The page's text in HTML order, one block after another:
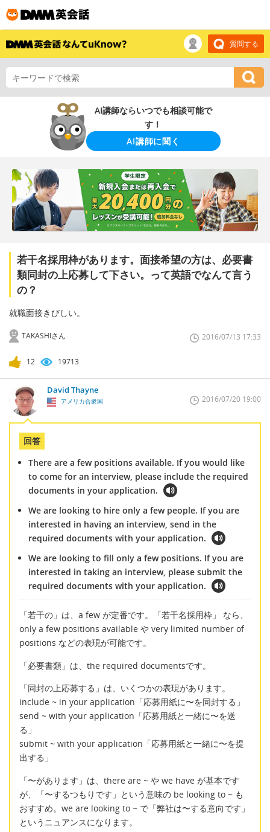
質問する
AI講師ならいつでも相談可能で
す！
AI講師に聞く
若干名採用枠があります。面接希望の方は、必要書
類同封の上応募して下さい。って英語でなんて言う
の？
就職面接きびしい。
TAKASHIさん 2016/07/13 17:33
12 19713
David Thayne
アメリカ合衆国 2016/07/20 19:00
回答
There are a few positions available. If you would like
to come for an interview, please include the required
documents in your application.
We are looking to hire only a few people. If you are
interested in having an interview, send in the
required documents with your application.
We are looking to fill only a few positions. If you are
interested in taking an interview, please submit the
required documents with your application.
「若干の」は、a few が定番です。「若干名採用枠」 なら、
only a few positions available や very limited number of
positions などの表現が可能です。
「必要書類」は、the required documentsです。
「同封の上応募する」は、いくつかの表現があります。
include ~ in your application「応募用紙に〜を同封する」
send ~ with your application「応募用紙と一緒に〜を送
る」
submit ~ with your application「応募用紙と一緒に〜を提
出する」
「〜があります」は、there are ~ や we have が基本です
が、「〜するつもりです」という意味の be looking to ~ も
おすすめ。we are looking to ~ で「弊社は〜する意向です」
というニュアンスになります。